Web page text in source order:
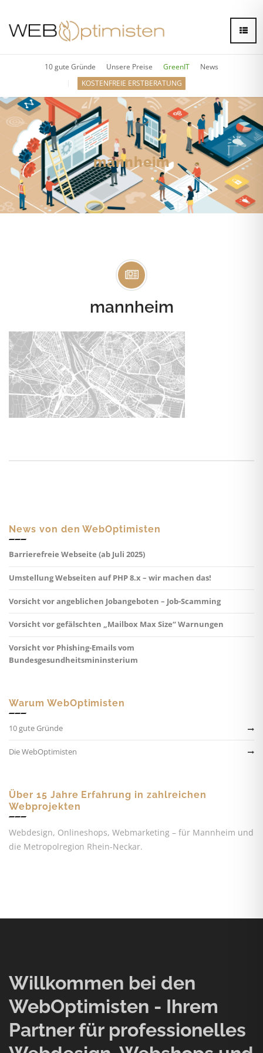
10 gute Gründe Unsere Preise GreenIT
News
KOSTENFREIE ERSTBERATUNG
mannheim
mannheim
News von den WebOptimisten
Barrierefreie Webseite (ab Juli 2025)
Umstellung Webseiten auf PHP 8.x – wir machen das!
Vorsicht vor angeblichen Jobangeboten – Job-Scamming
Vorsicht vor gefälschten „Mailbox Max Size“ Warnungen
Vorsicht vor Phishing-Emails vom
Bundesgesundheitsmininsterium
Warum WebOptimisten
10 gute Gründe
Die WebOptimisten
Über 15 Jahre Erfahrung in zahlreichen
Webprojekten
Webdesign, Onlineshops, Webmarketing – für Mannheim und
die Metropolregion Rhein-Neckar.
Willkommen bei den
WebOptimisten - Ihrem
Partner für professionelles